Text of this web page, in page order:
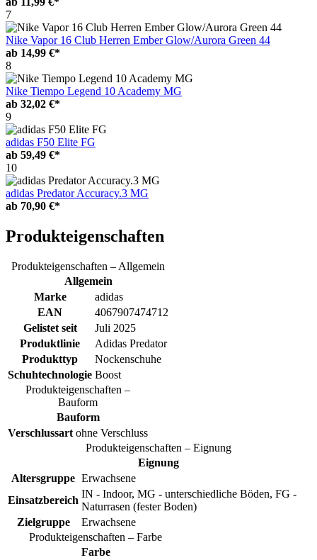
7
Nike Vapor 16 Club Herren Ember Glow/Aurora Green 44
ab 14,99 €*
8
Nike Tiempo Legend 10 Academy MG
ab 32,02 €*
9
adidas F50 Elite FG
ab 59,49 €*
10
adidas Predator Accuracy.3 MG
ab 70,90 €*
Produkteigenschaften
Produkteigenschaften – Allgemein
Allgemein
Marke
adidas
EAN
4067907474712
Gelistet seit
Juli 2025
Produktlinie
Adidas Predator
Produkttyp
Nockenschuhe
Schuhtechnologie Boost
Produkteigenschaften –
Bauform
Bauform
Verschlussart ohne Verschluss
Produkteigenschaften – Eignung
Eignung
Altersgruppe Erwachsene
Einsatzbereich
IN - Indoor, MG - unterschiedliche Böden, FG -
Naturrasen (fester Boden)
Zielgruppe
Erwachsene
Produkteigenschaften – Farbe
Farbe